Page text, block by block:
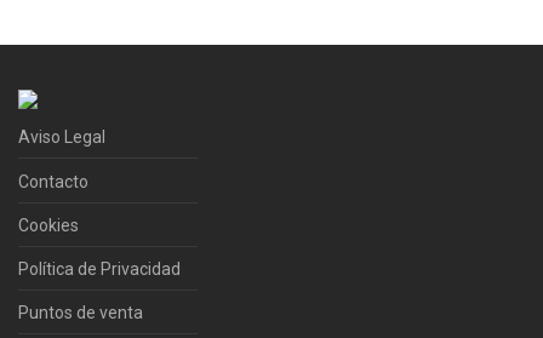
Aviso Legal
Contacto
Cookies
Política de Privacidad
Puntos de venta